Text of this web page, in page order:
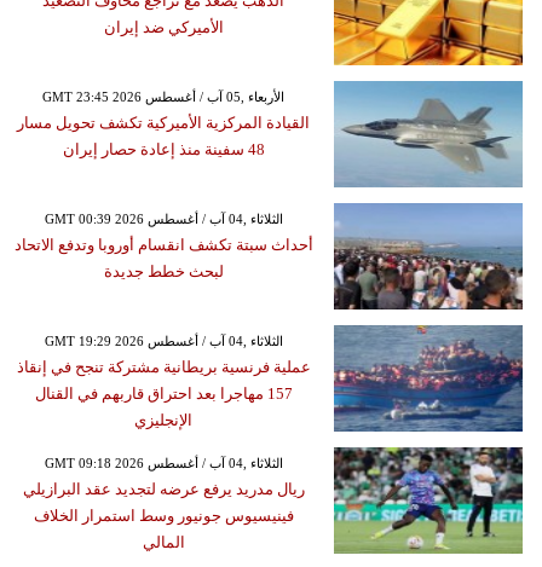
الأميركي ضد إيران
GMT 23:45 2026 الأربعاء ,05 آب / أغسطس
القيادة المركزية الأميركية تكشف تحويل مسار
48 سفينة منذ إعادة حصار إيران
GMT 00:39 2026 الثلاثاء ,04 آب / أغسطس
أحداث سبتة تكشف انقسام أوروبا وتدفع الاتحاد
لبحث خطط جديدة
GMT 19:29 2026 الثلاثاء ,04 آب / أغسطس
عملية فرنسية بريطانية مشتركة تنجح في إنقاذ
157 مهاجرا بعد احتراق قاربهم في القنال
الإنجليزي
GMT 09:18 2026 الثلاثاء ,04 آب / أغسطس
ريال مدريد يرفع عرضه لتجديد عقد البرازيلي
فينيسيوس جونيور وسط استمرار الخلاف
المالي